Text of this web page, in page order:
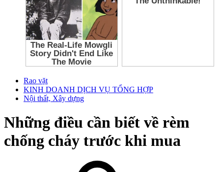
Rao vặt
KINH DOANH DỊCH VỤ TỔNG HỢP
Nội thất, Xây dựng
Những điều cần biết về rèm
chống cháy trước khi mua